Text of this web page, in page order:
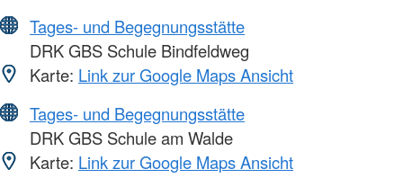
Tages- und Begegnungsstätte
DRK GBS Schule Bindfeldweg
Karte: Link zur Google Maps Ansicht
Tages- und Begegnungsstätte
DRK GBS Schule am Walde
Karte: Link zur Google Maps Ansicht